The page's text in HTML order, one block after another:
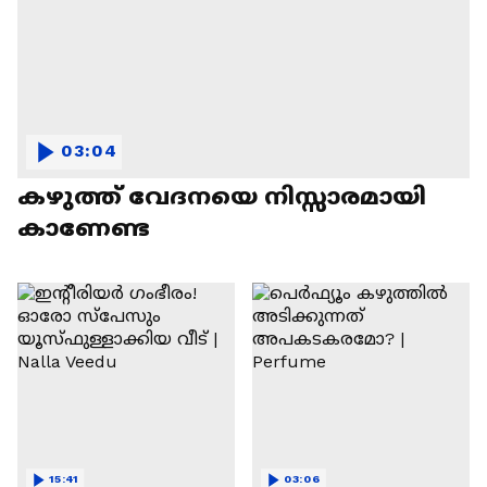
കഴുത്ത് വേദനയെ നിസ്സാരമായി
കാണേണ്ട
03:04
15:41 03:06